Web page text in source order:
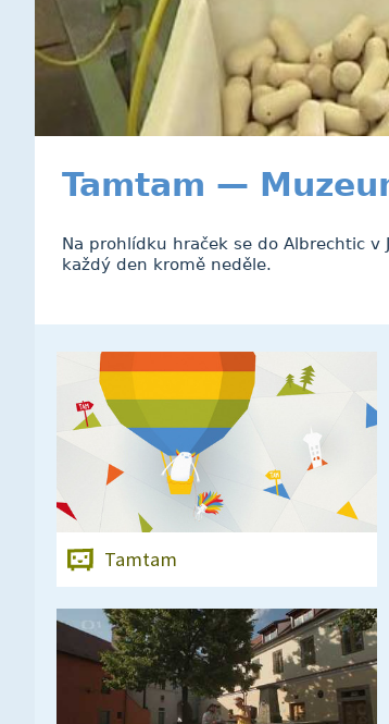
Tamtam —
Na prohlídku hraček se do Albrechtic
každý den kromě neděle.
Tamtam